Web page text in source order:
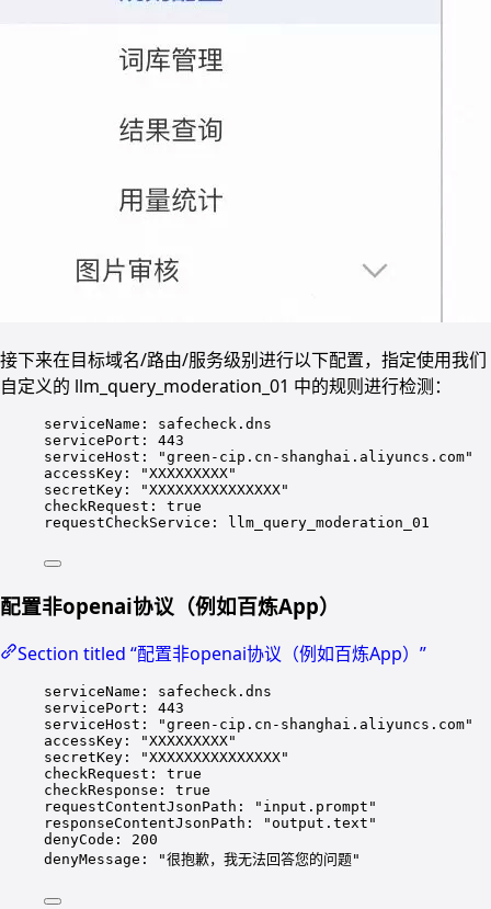
接下来在目标域名/路由/服务级别进行以下配置，指定使用我们
自定义的 llm_query_moderation_01 中的规则进行检测：
serviceName : safecheck.dns
servicePort : 443
serviceHost : "green-cip.cn-shanghai.aliyuncs.com"
accessKey : "XXXXXXXXX"
secretKey : "XXXXXXXXXXXXXXX"
checkRequest : true
requestCheckService : llm_query_moderation_01
配置非openai协议（例如百炼App）
Section titled “配置非openai协议（例如百炼App）”
serviceName : safecheck.dns
servicePort : 443
serviceHost : "green-cip.cn-shanghai.aliyuncs.com"
accessKey : "XXXXXXXXX"
secretKey : "XXXXXXXXXXXXXXX"
checkRequest : true
checkResponse : true
requestContentJsonPath : " input.prompt "
responseContentJsonPath : "output.text "
denyCode : 200
denyMessage : "很抱歉，我无法回答您的问题"